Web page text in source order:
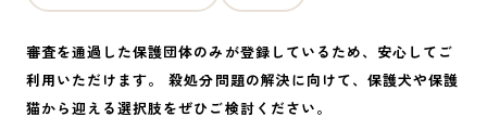
審査を通過した保護団体のみが登録しているため、安心してご
利用いただけます。 殺処分問題の解決に向けて、保護犬や保護
猫から迎える選択肢をぜひご検討ください。